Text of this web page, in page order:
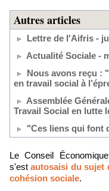
Autres articles
Lettre de l'Aifris -
Actualité Sociale -
Nous avons reçu :
en travail social à
Assemblée
Travail Social en lutte
"Ces liens qui font
Le Conseil Économique Social et Environnemental (CESE)
s'estautosaisi du sujet
cohésion sociale.